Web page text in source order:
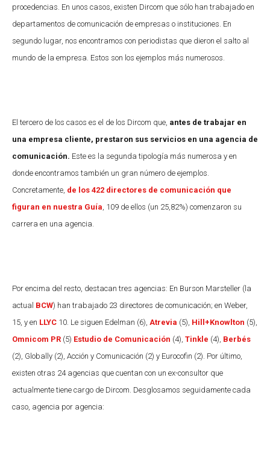
procedencias. En unos casos, existen Dircom que sólo han trabajado en
departamentos de comunicación de empresas o instituciones. En
segundo lugar, nos encontramos con periodistas que dieron el salto al
mundo de la empresa. Estos son los ejemplos más numerosos.
El tercero de los casos es el de los Dircom que, antes de trabajar en
una empresa cliente, prestaron sus servicios en una agencia de
comunicación. Este es la segunda tipología más numerosa y en
donde encontramos también un gran número de ejemplos.
Concretamente, de los 422 directores de comunicación que
figuran en nuestra Guía , 109 de ellos (un 25,82%) comenzaron su
carrera en una agencia.
Por encima del resto, destacan tres agencias: En Burson Marsteller (la
actual BCW) han trabajado 23 directores de comunicación; en Weber,
15, y en LLYC 10. Le siguen Edelman (6), Atrevia (5), Hill+Knowlton (5),
Omnicom PR (5) Estudio de Comunicación (4), Tinkle (4), Berbés
(2), Globally (2), Acción y Comunicación (2) y Eurocofin (2). Por último,
existen otras 24 agencias que cuentan con un ex-consultor que
actualmente tiene cargo de Dircom. Desglosamos seguidamente cada
caso, agencia por agencia: